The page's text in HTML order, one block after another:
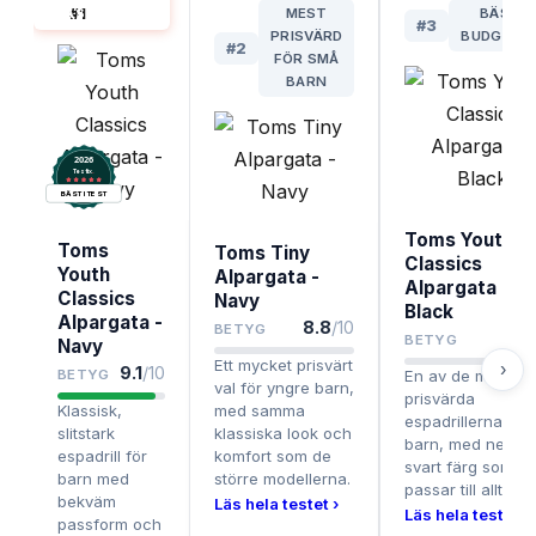
BÄST I TEST
#1
2026
Testix.
BÄST I TEST
Toms
Youth
Classics
Alpargata -
Navy
BETYG 9.1/10
Klassisk,
slitstark
espadrill för
barn med
bekväm
passform och
#2
MEST
PRISVÄRD
FÖR SMÅ
BARN
Toms Tiny
Alpargata -
Navy
BETYG 8.8/10
Ett mycket prisvärt
val för yngre barn,
med samma
klassiska look och
komfort som de
större modellerna.
Läs hela testet ›
#3
BÄSTA
Toms Youth
Classics
Alpargata -
Black
BETYG
En av de mest
prisvärda
espadrillerna för
barn, med
svart färg som
passar till allt.
Läs hela testet ›
›